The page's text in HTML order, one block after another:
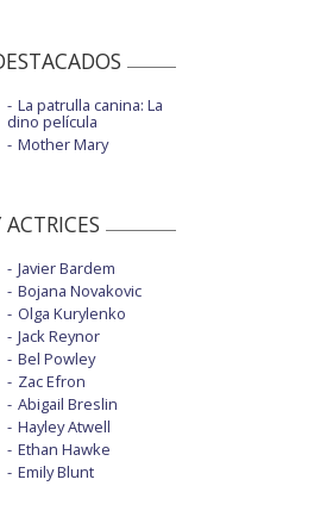
La patrulla canina: La
dino película
Mother Mary
Javier Bardem
Bojana Novakovic
Olga Kurylenko
Jack Reynor
Bel Powley
Zac Efron
Abigail Breslin
Hayley Atwell
Ethan Hawke
Emily Blunt